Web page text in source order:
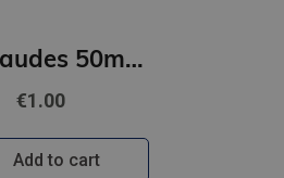
Saspraudes 50mm FOROFIS apaļveida, nicķeļētas 100gab./kartona kārb.
€1.00
Add to cart